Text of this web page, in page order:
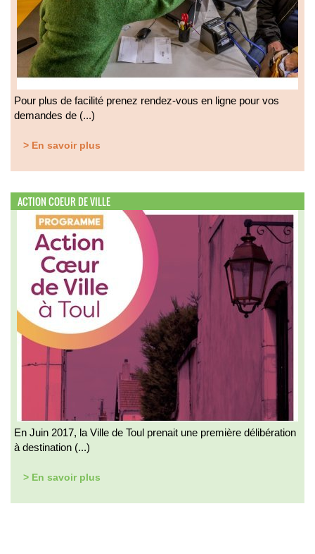
Pour plus de facilité prenez rendez-vous en ligne pour vos
demandes de (...)
> En savoir plus
ACTION COEUR DE VILLE
En Juin 2017, la Ville de Toul prenait une première délibération
à destination (...)
> En savoir plus